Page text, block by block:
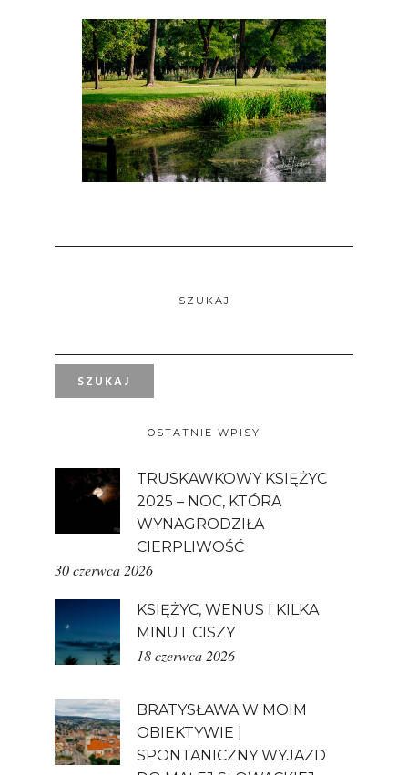
SZUKAJ
OSTATNIE WPISY
TRUSKAWKOWY KSIĘŻYC
2025 – NOC, KTÓRA
WYNAGRODZIŁA
CIERPLIWOŚĆ
30 czerwca 2026
KSIĘŻYC, WENUS I KILKA
MINUT CISZY
18 czerwca 2026
BRATYSŁAWA W MOIM
OBIEKTYWIE |
SPONTANICZNY WYJAZD